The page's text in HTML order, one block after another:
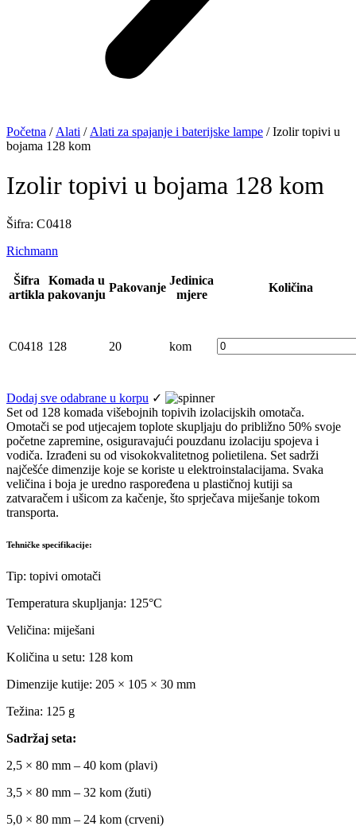
Početna / Alati / Alati za spajanje i baterijske lampe / Izolir topivi u
bojama 128 kom
Izolir topivi u bojama 128 kom
Šifra: C 0418
Richmann
Šifra
artikla
Komada u
pakovanju
Pakovanje
Jedinica
mjere
Količina
C0418 128 20 kom
Dodaj sve odabrane u korpu ✓
Set od 128 komada višebojnih topivih izolacijskih omotača.
Omotači se pod utjecajem toplote skupljaju do približno 50% svoje
početne zapremine, osiguravajući pouzdanu izolaciju spojeva i
vodiča. Izrađeni su od visokokvalitetnog polietilena. Set sadrži
najčešće dimenzije koje se koriste u elektroinstalacijama. Svaka
veličina i boja je uredno raspoređena u plastičnoj kutiji sa
zatvaračem i ušicom za kačenje, što sprječava miješanje tokom
transporta.
Tehničke specifikacije:
Tip: topivi omotači
Temperatura skupljanja: 125°C
Veličina: miješani
Količina u setu: 128 kom
Dimenzije kutije: 205 × 105 × 30 mm
Težina: 125 g
Sadržaj seta:
2,5 × 80 mm – 40 kom (plavi)
3,5 × 80 mm – 32 kom (žuti)
5,0 × 80 mm – 24 kom (crveni)